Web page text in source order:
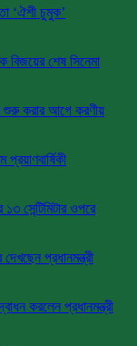
‘ঐশী চুমুক’
শেষ সিনেমা
শুরু করার আগে করণীয়
১৩ সেন্টিমিটার ওপরে
প্রধানমন্ত্রী
করলেন প্রধানমন্ত্রী